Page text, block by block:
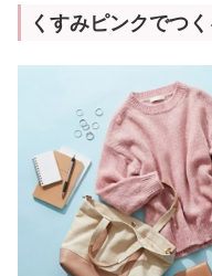
くすみピンクでつ